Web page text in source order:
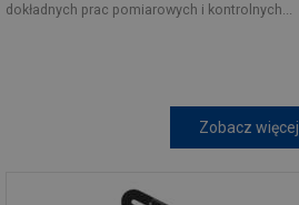
dokładnych prac pomiarowych i kontrolnych...
Zobacz więcej